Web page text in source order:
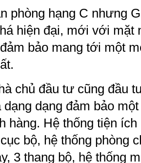
phòng hạng C nhưng
hiện đại, mới với mặt
bảo mang tới một
chủ đầu tư cũng đầu
dạng dạng đảm bảo
hàng. Hệ thống tiện
bộ, hệ thống phòng
3 thang bộ, hệ thống